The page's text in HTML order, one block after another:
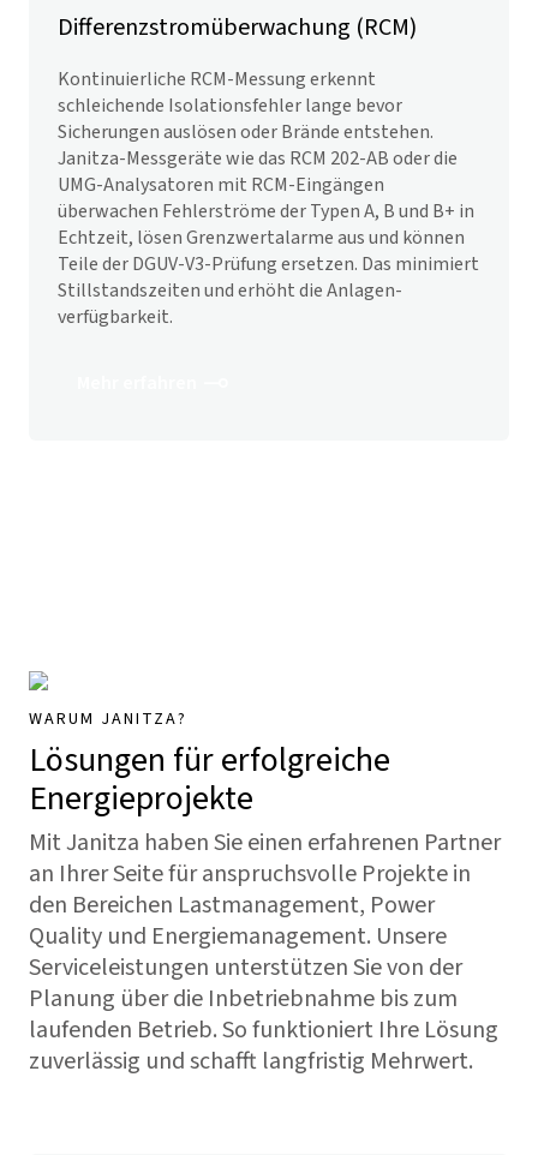
Differenzstromüberwachung (RCM)
Kontinuierliche RCM-Messung erkennt
schleichende Isolations­fehler lange bevor
Sicherungen auslösen oder Brände entstehen.
Janitza-Messgeräte wie das RCM 202-AB oder die
UMG-Analysatoren mit RCM-Eingängen
überwachen Fehler­ströme der Typen A, B und B+ in
Echtzeit, lösen Grenzwert­alarme aus und können
Teile der DGUV-V3-Prüfung ersetzen. Das minimiert
Stillstands­zeiten und erhöht die Anlagen­
verfügbarkeit.
WARUM JANITZA?
Lösungen für erfolgreiche
Energieprojekte
Mit Janitza haben Sie einen erfahrenen Partner
an Ihrer Seite für anspruchsvolle Projekte in
den Bereichen Lastmanagement, Power
Quality und Energiemanagement. Unsere
Serviceleistungen unterstützen Sie von der
Planung über die Inbetriebnahme bis zum
laufenden Betrieb. So funktioniert Ihre Lösung
zuverlässig und schafft langfristig Mehrwert.